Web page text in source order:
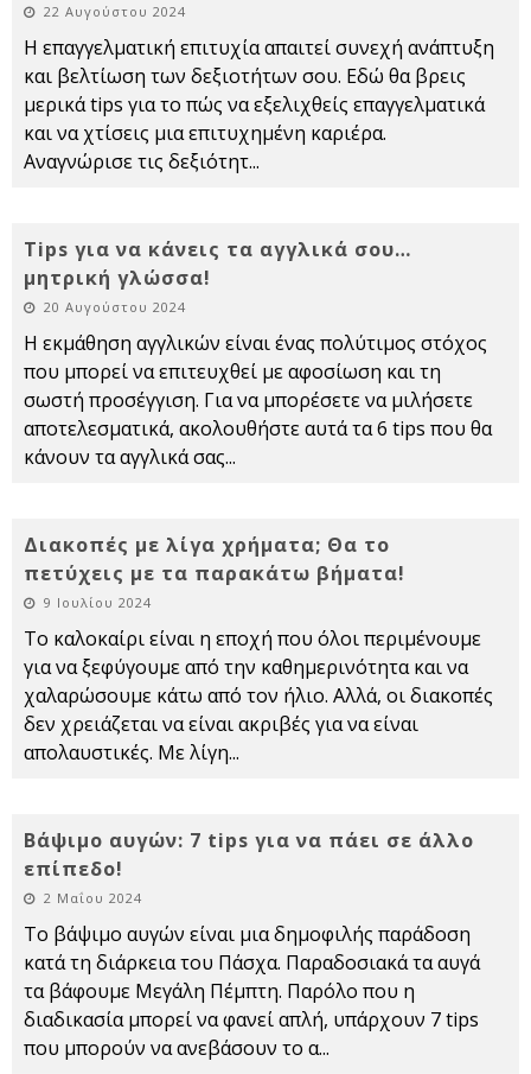
22 Αυγούστου 2024
Η επαγγελματική επιτυχία απαιτεί συνεχή ανάπτυξη
και βελτίωση των δεξιοτήτων σου. Εδώ θα βρεις
μερικά tips για το πώς να εξελιχθείς επαγγελματικά
και να χτίσεις μια επιτυχημένη καριέρα.
Αναγνώρισε τις δεξιότητ...
Tips για να κάνεις τα αγγλικά σου…
μητρική γλώσσα!
20 Αυγούστου 2024
Η εκμάθηση αγγλικών είναι ένας πολύτιμος στόχος
που μπορεί να επιτευχθεί με αφοσίωση και τη
σωστή προσέγγιση. Για να μπορέσετε να μιλήσετε
αποτελεσματικά, ακολουθήστε αυτά τα 6 tips που θα
κάνουν τα αγγλικά σας...
Διακοπές με λίγα χρήματα; Θα το
πετύχεις με τα παρακάτω βήματα!
9 Ιουλίου 2024
Το καλοκαίρι είναι η εποχή που όλοι περιμένουμε
για να ξεφύγουμε από την καθημερινότητα και να
χαλαρώσουμε κάτω από τον ήλιο. Αλλά, οι διακοπές
δεν χρειάζεται να είναι ακριβές για να είναι
απολαυστικές. Με λίγη...
Βάψιμο αυγών: 7 tips για να πάει σε άλλο
επίπεδο!
2 Μαΐου 2024
Το βάψιμο αυγών είναι μια δημοφιλής παράδοση
κατά τη διάρκεια του Πάσχα. Παραδοσιακά τα αυγά
τα βάφουμε Μεγάλη Πέμπτη. Παρόλο που η
διαδικασία μπορεί να φανεί απλή, υπάρχουν 7 tips
που μπορούν να ανεβάσουν το α...